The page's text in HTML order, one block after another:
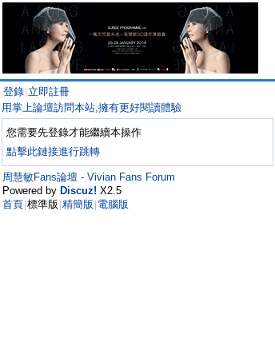
登錄 立即註冊
用掌上論壇訪問本站,擁有更好閱讀體驗
您需要先登錄才能繼續本操作
點擊此鏈接進行跳轉
周慧敏Fans論壇 - Vivian Fans Forum
Powered by Discuz! X2.5
首頁 標準版 精簡版 電腦版